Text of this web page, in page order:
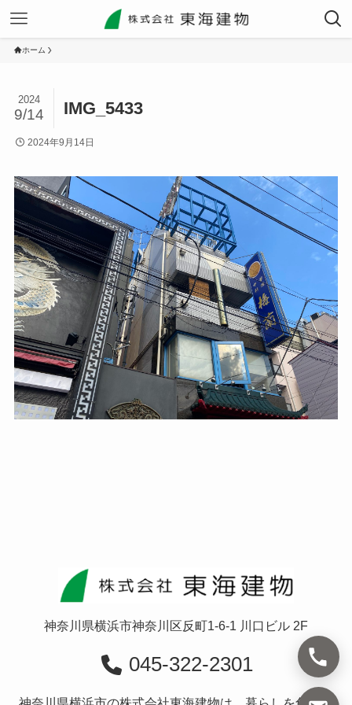
ホーム
IMG_5433
2024
9/14
2024年9月14日
神奈川県横浜市神奈川区反町1-6-1 川口ビル 2F
045-322-2301